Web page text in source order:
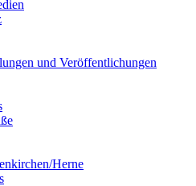
und Veröffentlichungen
Herne